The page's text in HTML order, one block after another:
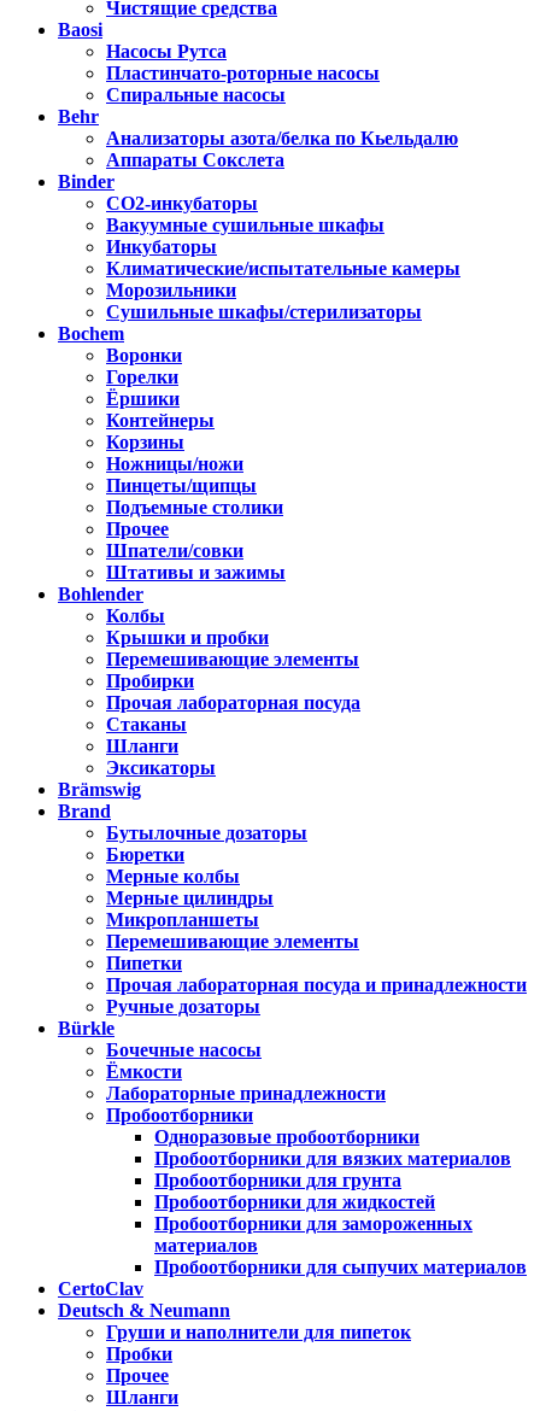
Чистящие средства
Baosi
Насосы Рутса
Пластинчато-роторные насосы
Спиральные насосы
Behr
Анализаторы азота/белка по Кьельдалю
Аппараты Сокслета
Binder
CO2-инкубаторы
Вакуумные сушильные шкафы
Инкубаторы
Климатические/испытательные камеры
Морозильники
Сушильные шкафы/стерилизаторы
Bochem
Воронки
Горелки
Ёршики
Контейнеры
Корзины
Ножницы/ножи
Пинцеты/щипцы
Подъемные столики
Прочее
Шпатели/совки
Штативы и зажимы
Bohlender
Колбы
Крышки и пробки
Перемешивающие элементы
Пробирки
Прочая лабораторная посуда
Стаканы
Шланги
Эксикаторы
Brämswig
Brand
Бутылочные дозаторы
Бюретки
Мерные колбы
Мерные цилиндры
Микропланшеты
Перемешивающие элементы
Пипетки
Прочая лабораторная посуда и принадлежности
Ручные дозаторы
Bürkle
Бочечные насосы
Ёмкости
Лабораторные принадлежности
Пробоотборники
Одноразовые пробоотборники
Пробоотборники для вязких материалов
Пробоотборники для грунта
Пробоотборники для жидкостей
Пробоотборники для замороженных
материалов
Пробоотборники для сыпучих материалов
CertoClav
Deutsch & Neumann
Груши и наполнители для пипеток
Пробки
Прочее
Шланги